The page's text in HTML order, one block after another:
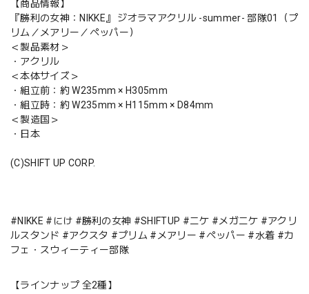
【商品情報】
『勝利の女神：NIKKE』 ジオラマアクリル -summer- 部隊01（プ
リム／メアリー／ペッパー）
＜製品素材＞
・アクリル
＜本体サイズ＞
・組立前：約 W235mm × H305mm
・組立時：約 W235mm × H115mm × D84mm
＜製造国＞
・日本
(C)SHIFT UP CORP.
#NIKKE #にけ #勝利の女神 #SHIFTUP #ニケ #メガニケ #アクリ
ルスタンド #アクスタ #プリム #メアリー #ペッパー #水着 #カ
フェ・スウィーティー部隊
【ラインナップ 全2種】